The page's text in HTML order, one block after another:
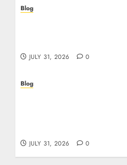
Blog
JULY 31, 2026 0
Blog
JULY 31, 2026 0